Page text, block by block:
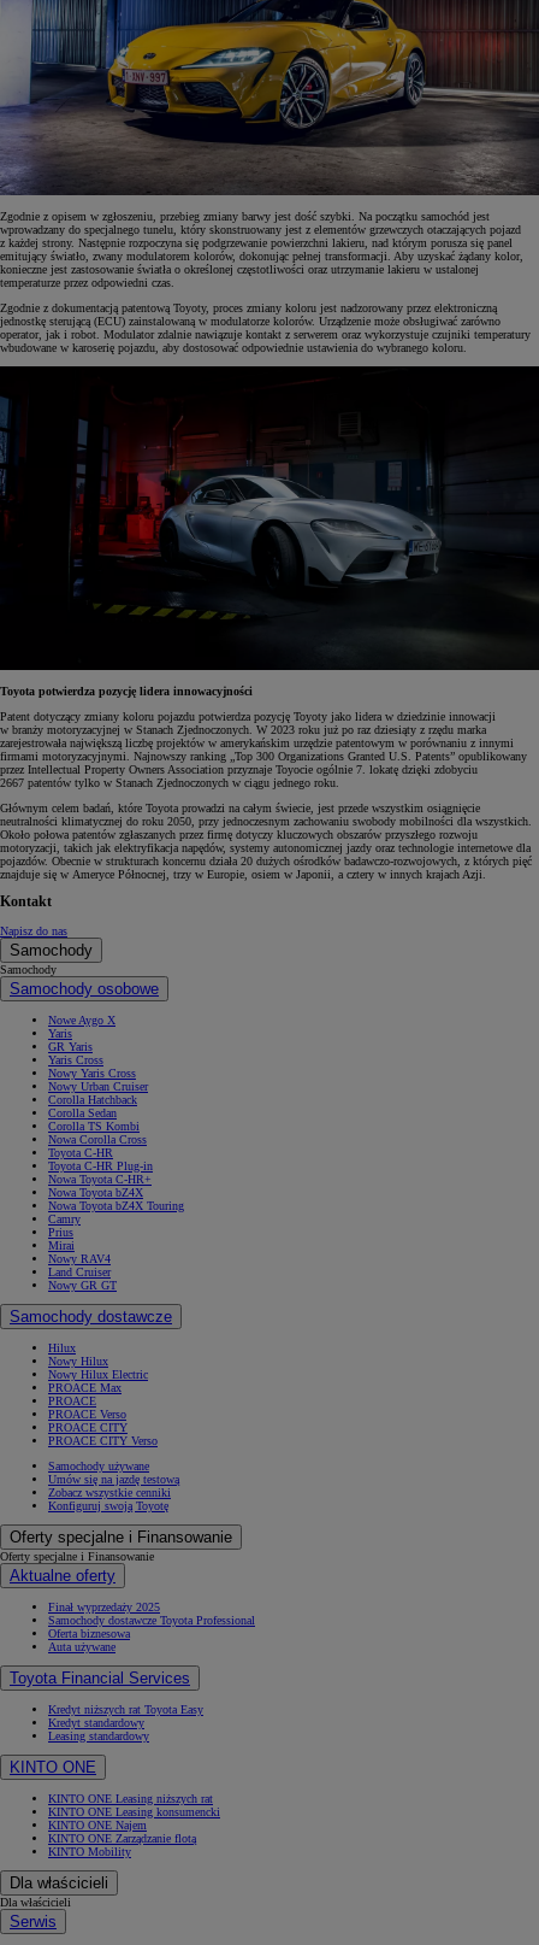
Zgodnie z opisem w zgłoszeniu, przebieg zmiany barwy jest dość szybki. Na początku samochód jest
wprowadzany do specjalnego tunelu, który skonstruowany jest z elementów grzewczych otaczających pojazd
z każdej strony. Następnie rozpoczyna się podgrzewanie powierzchni lakieru, nad którym porusza się panel
emitujący światło, zwany modulatorem kolorów, dokonując pełnej transformacji. Aby uzyskać żądany kolor,
konieczne jest zastosowanie światła o określonej częstotliwości oraz utrzymanie lakieru w ustalonej
temperaturze przez odpowiedni czas.
Zgodnie z dokumentacją patentową Toyoty, proces zmiany koloru jest nadzorowany przez elektroniczną
jednostkę sterującą (ECU) zainstalowaną w modulatorze kolorów. Urządzenie może obsługiwać zarówno
operator, jak i robot. Modulator zdalnie nawiązuje kontakt z serwerem oraz wykorzystuje czujniki temperatury
wbudowane w karoserię pojazdu, aby dostosować odpowiednie ustawienia do wybranego koloru.
Toyota potwierdza pozycję lidera innowacyjności
Patent dotyczący zmiany koloru pojazdu potwierdza pozycję Toyoty jako lidera w dziedzinie innowacji
w branży motoryzacyjnej w Stanach Zjednoczonych. W 2023 roku już po raz dziesiąty z rzędu marka
zarejestrowała największą liczbę projektów w amerykańskim urzędzie patentowym w porównaniu z innymi
firmami motoryzacyjnymi. Najnowszy ranking „Top 300 Organizations Granted U.S. Patents” opublikowany
przez Intellectual Property Owners Association przyznaje Toyocie ogólnie 7. lokatę dzięki zdobyciu
2667 patentów tylko w Stanach Zjednoczonych w ciągu jednego roku.
Głównym celem badań, które Toyota prowadzi na całym świecie, jest przede wszystkim osiągnięcie
neutralności klimatycznej do roku 2050, przy jednoczesnym zachowaniu swobody mobilności dla wszystkich.
Około połowa patentów zgłaszanych przez firmę dotyczy kluczowych obszarów przyszłego rozwoju
motoryzacji, takich jak elektryfikacja napędów, systemy autonomicznej jazdy oraz technologie internetowe dla
pojazdów. Obecnie w strukturach koncernu działa 20 dużych ośrodków badawczo-rozwojowych, z których pięć
znajduje się w Ameryce Północnej, trzy w Europie, osiem w Japonii, a cztery w innych krajach Azji.
Kontakt
Napisz do nas
Samochody
Samochody
Samochody osobowe
Nowe Aygo X
Yaris
GR Yaris
Yaris Cross
Nowy Yaris Cross
Nowy Urban Cruiser
Corolla Hatchback
Corolla Sedan
Corolla TS Kombi
Nowa Corolla Cross
Toyota C-HR
Toyota C-HR Plug-in
Nowa Toyota C-HR+
Nowa Toyota bZ4X
Nowa Toyota bZ4X Touring
Camry
Prius
Mirai
Nowy RAV4
Land Cruiser
Nowy GR GT
Samochody dostawcze
Hilux
Nowy Hilux
Nowy Hilux Electric
PROACE Max
PROACE
PROACE Verso
PROACE CITY
PROACE CITY Verso
Samochody używane
Umów się na jazdę testową
Zobacz wszystkie cenniki
Konfiguruj swoją Toyotę
Oferty specjalne i Finansowanie
Oferty specjalne i Finansowanie
Aktualne oferty
Finał wyprzedaży 2025
Samochody dostawcze Toyota Professional
Oferta biznesowa
Auta używane
Toyota Financial Services
Kredyt niższych rat Toyota Easy
Kredyt standardowy
Leasing standardowy
KINTO ONE
KINTO ONE Leasing niższych rat
KINTO ONE Leasing konsumencki
KINTO ONE Najem
KINTO ONE Zarządzanie flotą
KINTO Mobility
Dla właścicieli
Dla właścicieli
Serwis